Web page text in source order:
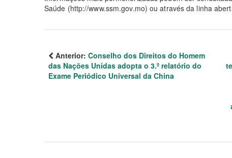
Saúde (http://www.ssm.gov.mo) ou através da linha
Anterior: Conselho dos Direitos do Homem
das Nações Unidas adopta o 3.º relatório do
Exame Periódico Universal da China